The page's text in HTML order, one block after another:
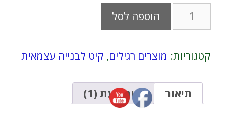
כמות
קיט
מכונית
עוקבת
שחור
רקע
הוספה לסל
r
n
t
i
v
קטגוריות: מוצרים רגילים, קיט לבנייה עצמאית
תיאור חוות דעת (1)